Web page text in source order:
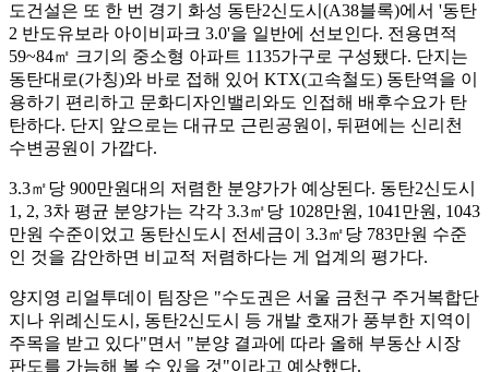
도건설은 또 한 번 경기 화성 동탄2신도시(A38블록)에서 '동탄
2 반도유보라 아이비파크 3.0'을 일반에 선보인다. 전용면적
59~84㎡ 크기의 중소형 아파트 1135가구로 구성됐다. 단지는
동탄대로(가칭)와 바로 접해 있어 KTX(고속철도) 동탄역을 이
용하기 편리하고 문화디자인밸리와도 인접해 배후수요가 탄
탄하다. 단지 앞으로는 대규모 근린공원이, 뒤편에는 신리천
수변공원이 가깝다.
3.3㎡당 900만원대의 저렴한 분양가가 예상된다. 동탄2신도시
1, 2, 3차 평균 분양가는 각각 3.3㎡당 1028만원, 1041만원, 1043
만원 수준이었고 동탄신도시 전세금이 3.3㎡당 783만원 수준
인 것을 감안하면 비교적 저렴하다는 게 업계의 평가다.
양지영 리얼투데이 팀장은 "수도권은 서울 금천구 주거복합단
지나 위례신도시, 동탄2신도시 등 개발 호재가 풍부한 지역이
주목을 받고 있다"면서 "분양 결과에 따라 올해 부동산 시장
판도를 가늠해 볼 수 있을 것"이라고 예상했다.